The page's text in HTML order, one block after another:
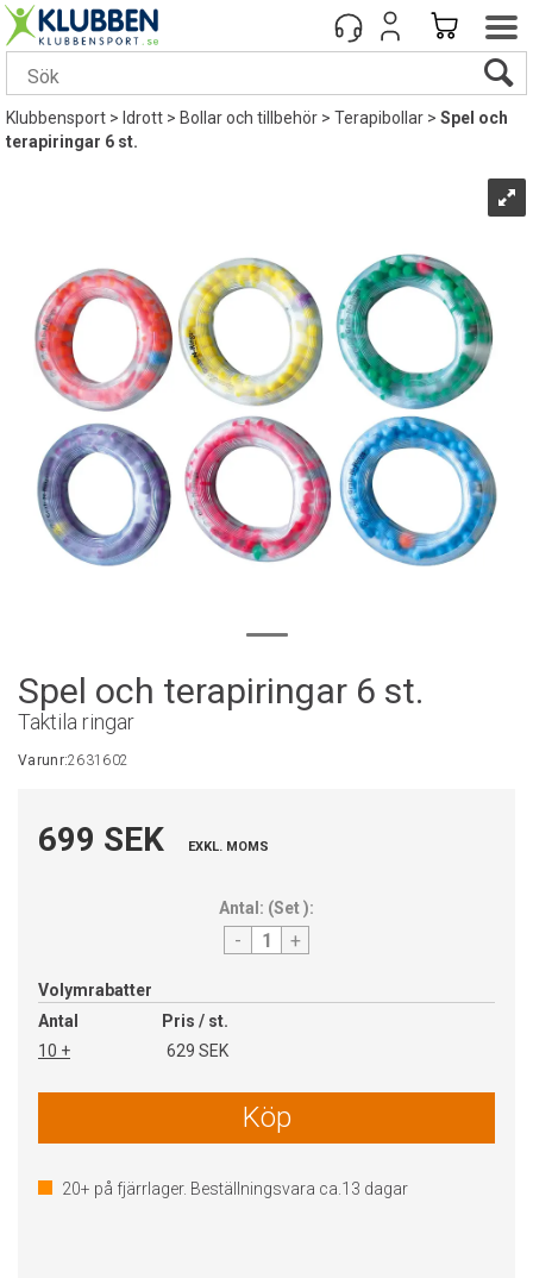
Klubbensport> Idrott>Bollar och tillbehör>Terapibollar>Spel och
terapiringar 6 st.
Spel och terapiringar 6 st.
Taktila ringar
Varunr:2631602
699 SEK EXKL. MOMS
Antal: (Set):
- +
Volymrabatter
Antal
Pris / st.
10 +
629 SEK
Köp
20+ på fjärrlager. Beställningsvara ca. 13 dagar